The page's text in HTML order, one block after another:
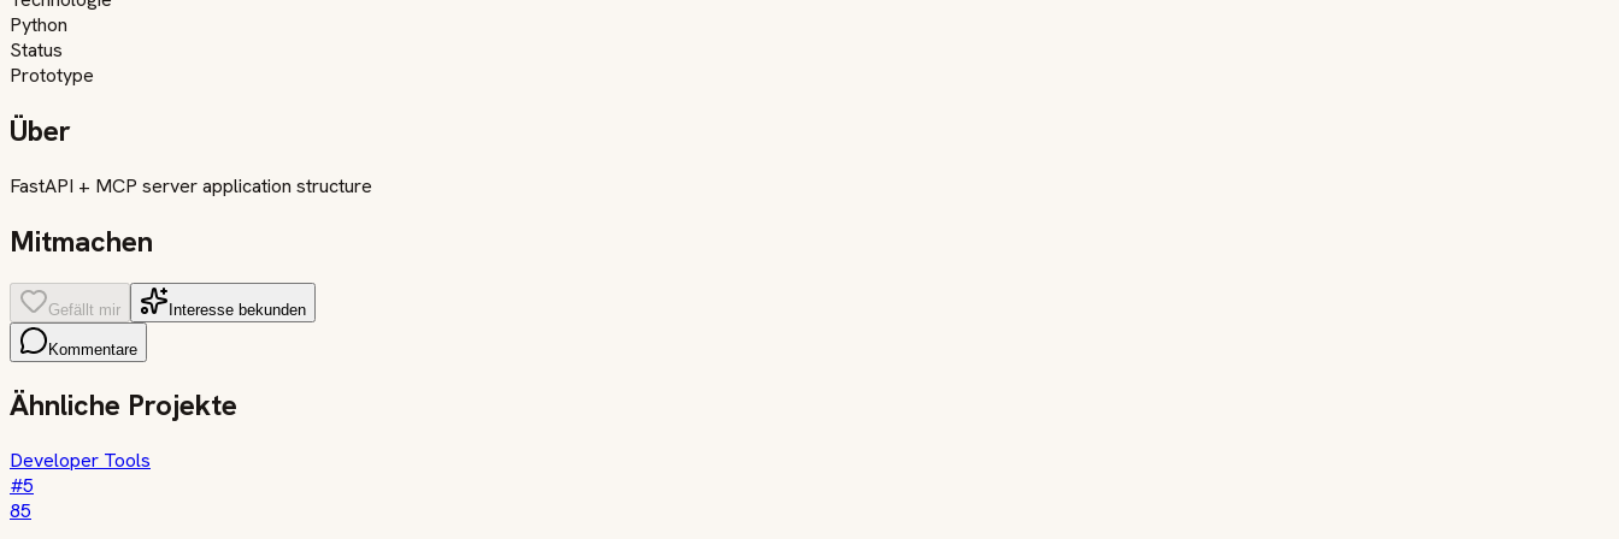
Python
Status
Prototype
Über
FastAPI + MCP server application structure
Mitmachen
Gefällt mir Interesse bekunden
Kommentare
Ähnliche Projekte
Developer Tools
#5
85